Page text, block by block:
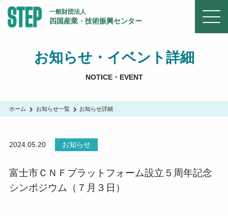
一般財団法人
四国産業・技術振興センター
お知らせ・イベント詳細
NOTICE・EVENT
ホーム お知らせ一覧 お知らせ詳細
2024.05.20 お知らせ
富士市ＣＮＦプラットフォーム設立５周年記念
シンポジウム（７月３日）